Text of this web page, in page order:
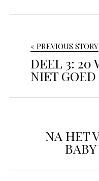
« PREVIOUS STORY
DEEL 3: 20
NIET GOED
NA HET